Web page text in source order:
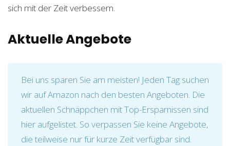
sich mit der Zeit verbessern.
Aktuelle Angebote
Bei uns sparen Sie am meisten! Jeden Tag suchen
wir auf Amazon nach den besten Angeboten. Die
aktuellen Schnäppchen mit Top-Ersparnissen sind
hier aufgelistet. So verpassen Sie keine Angebote,
die teilweise nur für kurze Zeit verfügbar sind.